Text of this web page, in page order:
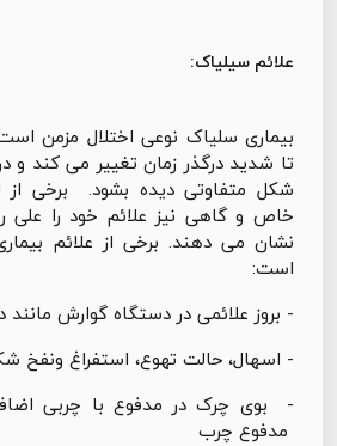
علائم سیلیاک:
بیماری سلیاک نوعی اختلال مزمن
تا شدید درگذر زمان تغییر می کند و
شكل متفاوتی دیده بشود. برخی از
خاص و گاهی نیز علائم خود را علی
نشان می دهند. برخی از علائم
است:
- بروز علائمی در دستگاه گوارش
- اسهال، حالت تهوع، استفراغ ونفخ
- بوی چرک در مدفوع با چربی
مدفوع چرب